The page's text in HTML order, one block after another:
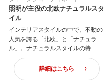
照明が主役の北欧ナチュラルスタ
イル
インテリアスタイルの中で、不動の
人気を誇る「北欧」と「ナチュラ
ル」。ナチュラルスタイルの特...
詳細はこちら